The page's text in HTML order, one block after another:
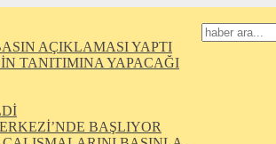
AÇIKLAMASI YAPTI
TANITIMINA YAPACAĞI
BAŞLIYOR